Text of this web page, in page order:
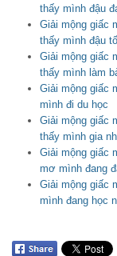
thấy mình đậu
Giải mộng giấc
thấy mình đậu
Giải mộng giấc
thấy mình làm
Giải mộng giấc
mình đi du học
Giải mộng giấc
thấy mình gia
Giải mộng giấc
mơ mình đang
Giải mộng giấc
mình đang học